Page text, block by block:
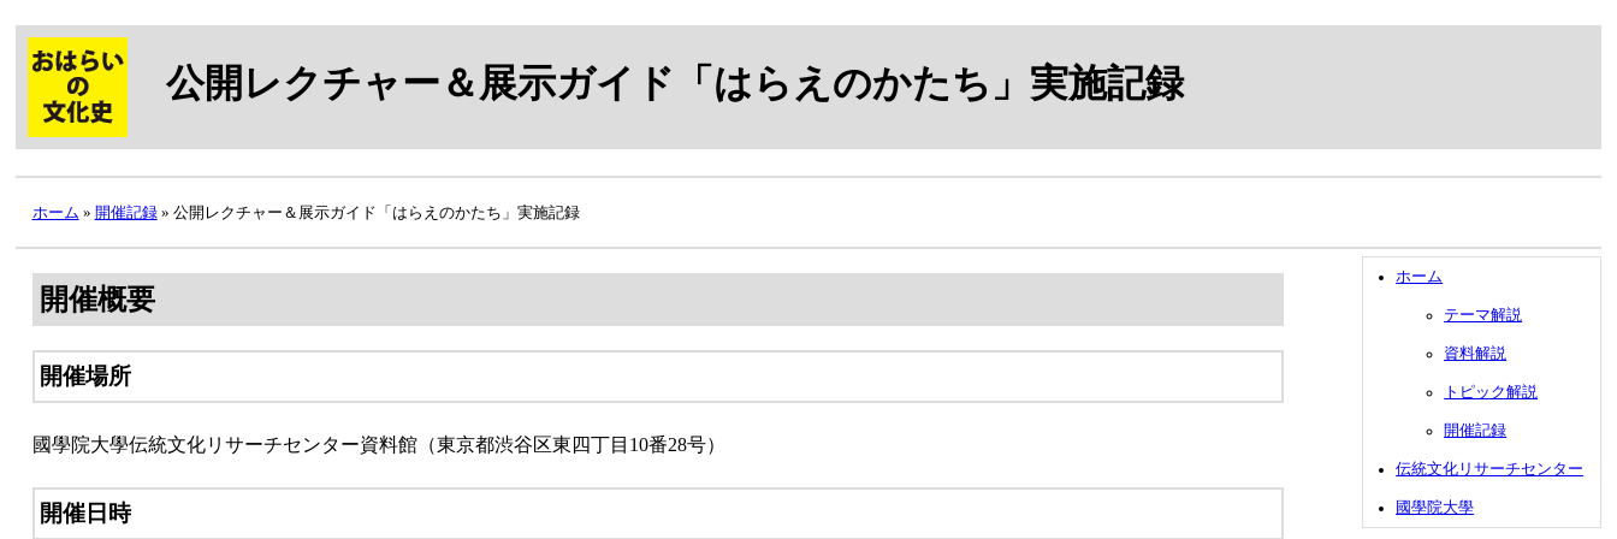
公開レクチャー＆展示ガイド「はらえのかたち」実施記録
ホーム » 開催記録» 公開レクチャー＆展示ガイド「はらえのかたち」実施記録
開催概要
開催場所
國學院大學伝統文化リサーチセンター資料館（東京都渋谷区東四丁目10番28号）
開催日時
ホーム
テーマ解説
資料解説
トピック解説
開催記録
伝統文化リサーチセンター
國學院大學